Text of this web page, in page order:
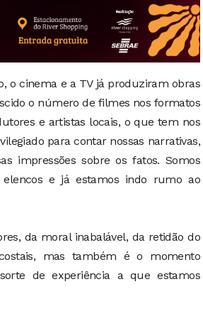
o cinema e a TV já produziram obras
o número de filmes nos formatos
e artistas locais, o que tem nos
para contar nossas narrativas,
impressões sobre os fatos. Somos
elencos e já estamos indo rumo ao
da moral inabalável, da retidão do
mas também é o momento
de experiência a que estamos